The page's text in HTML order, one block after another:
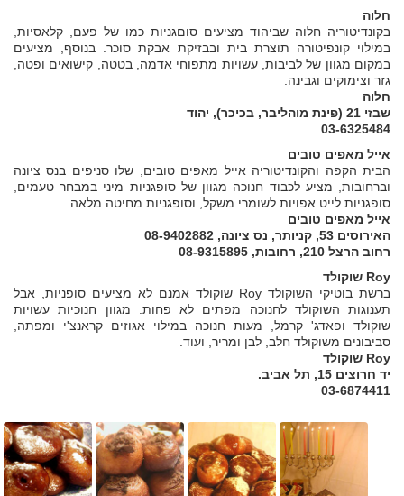
חלוה
בקונדיטוריה חלוה שביהוד מציעים סוםגניות כמו של פעם, קלאסיות,
במילוי קונפיטורה תוצרת בית ובבזיקת אבקת סוכר. בנוסף, מציעים
במקום מגוון של לביבות, עשויות מתפוחי אדמה, בטטה, קישואים ופטה,
גזר וצימוקים וגבינה.
חלוה
שבזי 21 (פינת מוהליבר, בכיכר), יהוד
03-6325484
אייל מאפים טובים
הבית הקפה והקונדיטוריה אייל מאפים טובים, שלו סניפים בנס ציונה
וברחובות, מציע לכבוד חנוכה מגוון של סופגניות מיני במבחר טעמים,
סופגניות לייט אפויות לשומרי משקל, וסופגניות מחיטה מלאה.
אייל מאפים טובים
האירוסים 53, קניותר, נס ציונה, 08-9402882
רחוב הרצל 210, רחובות, 08-9315895
Roy שוקולד
ברשת בוטיקי השוקולד Roy שוקולד אמנם לא מציעים סופניות, אבל
תענוגות השוקולד לחנוכה מפתים לא פחות: מגוון חנוכיות עשויות
שוקולד ופאדג' קרמל, מעות חנוכה במילוי אגוזים קראנצ'י ומפתה,
סביבונים משוקולד חלב, לבן ומריר, ועוד.
Roy שוקולד
יד חרוצים 15, תל אביב.
03-6874411